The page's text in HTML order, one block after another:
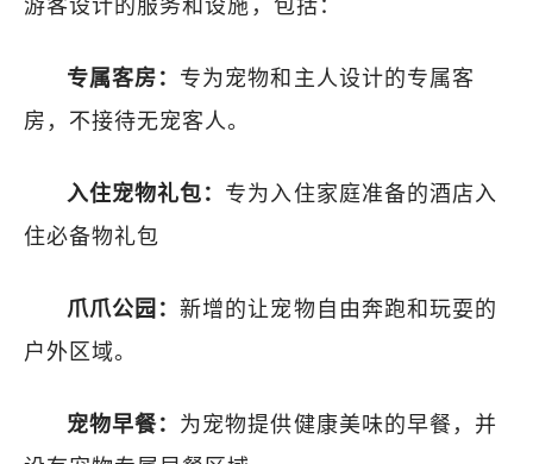
游客设计的服务和设施，包括：
专属客房： 专为宠物和主人设计的专属客
房，不接待无宠客人。
入住宠物礼包： 专为入住家庭准备的酒店入
住必备物礼包
爪爪公园：新增的让宠物自由奔跑和玩耍的
户外区域。
宠物早餐： 为宠物提供健康美味的早餐，并